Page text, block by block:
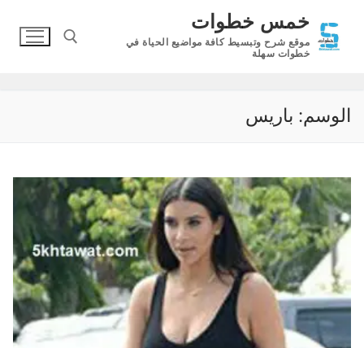
المحتوى
خمس خطوات
موقع شرح وتبسيط كافة مواضيع الحياة في
خطوات سهلة
الوسم: باريس